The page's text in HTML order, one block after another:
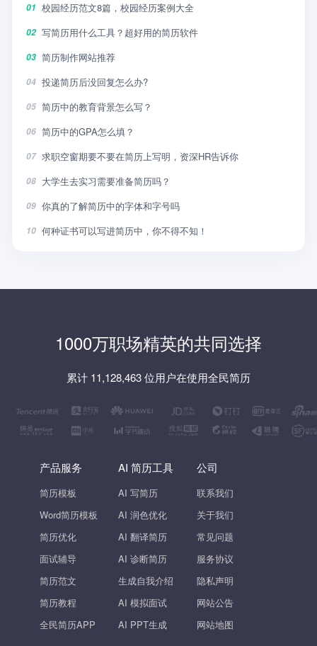
01 校园经历范文8篇，校园经历案例大全
02 写简历用什么工具？超好用的简历软件
03 简历制作网站推荐
04 投递简历后没回复怎么办?
05 简历中的教育背景怎么写？
06 简历中的GPA怎么填？
07 求职空窗期要不要在简历上写明，资深HR告诉你
08 大学生去实习需要准备简历吗？
09 你真的了解简历中的字体和字号吗
10 何种证书可以写进简历中，你不得不知！
1000万职场精英的共同选择
累计 11,128,463 位用户在使用全民简历
产品服务
简历模板
Word简历模板
简历优化
面试辅导
简历范文
简历教程
全民简历APP
AI 简历工具
AI 写简历
AI 润色优化
AI 翻译简历
AI 诊断简历
生成自我介绍
AI 模拟面试
AI PPT生成
公司
联系我们
关于我们
常见问题
服务协议
隐私声明
网站公告
网站地图